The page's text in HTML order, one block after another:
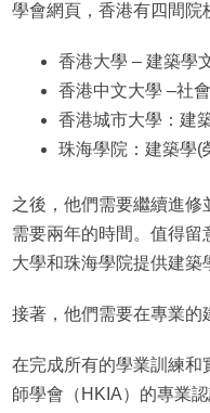
學會網頁，香港有四間院
香港大學 – 建築學
香港中文大學 –社
香港城市大學：建
珠海學院：建築學(
之後，他們需要繼續進修
需要兩年的時間。值得留
大學和珠海學院提供建築
接著，他們需要在專業的
在完成所有的學業訓練和
師學會（HKIA）的專業